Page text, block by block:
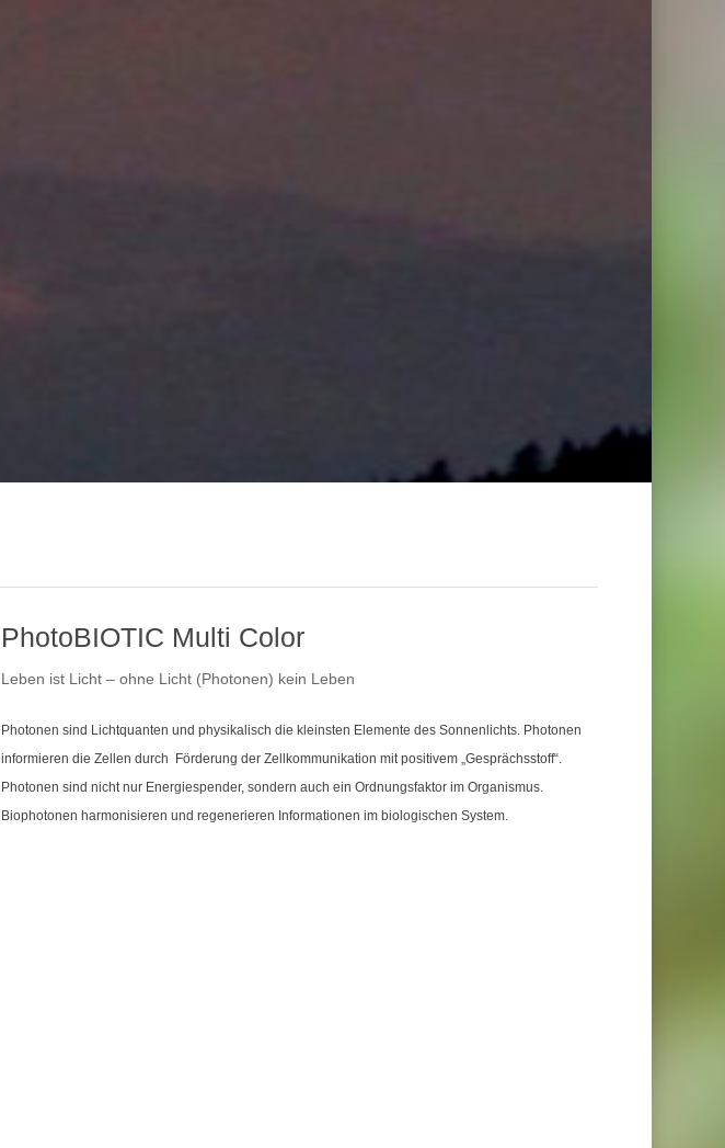
PhotoBIOTIC Multi Color
Leben ist Licht – ohne Licht (Photonen) kein Leben
Photonen sind Lichtquanten und physikalisch die kleinsten Elemente des Sonnenlichts. Photonen
informieren die Zellen durch Förderung der Zellkommunikation mit positivem „Gesprächsstoff“.
Photonen sind nicht nur Energiespender, sondern auch ein Ordnungsfaktor im Organismus.
Biophotonen harmonisieren und regenerieren Informationen im biologischen System.